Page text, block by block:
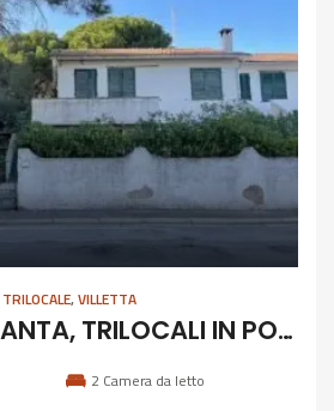
TRILOCALE,VILLETTA
7V – LA MAZZANTA, TRILOCALI IN POSIZIONE ESCLUSIVA
2 Camera da letto